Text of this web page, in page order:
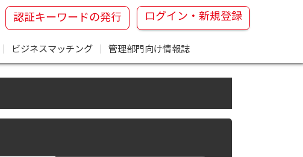
認証キーワードの発行 ログイン・新規登録
ビジネスマッチング 管理部門向け情報誌